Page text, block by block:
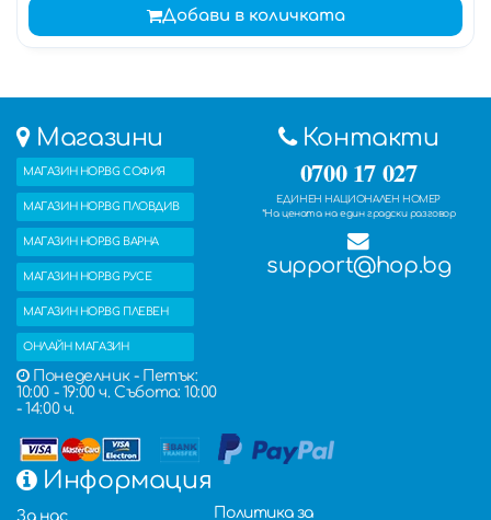
Добави в количката
Магазини
МАГАЗИН HOP.BG СОФИЯ
МАГАЗИН HOP.BG ПЛОВДИВ
МАГАЗИН HOP.BG ВАРНА
МАГАЗИН HOP.BG РУСЕ
МАГАЗИН HOP.BG ПЛЕВЕН
ОНЛАЙН МАГАЗИН
Понеделник - Петък:
10:00 - 19:00 ч. Събота: 10:00
- 14:00 ч.
Контакти
0700 17 027
ЕДИНЕН НАЦИОНАЛЕН НОМЕР
*На цената на един градски разговор
support@hop.bg
Информация
За нас
Политика за